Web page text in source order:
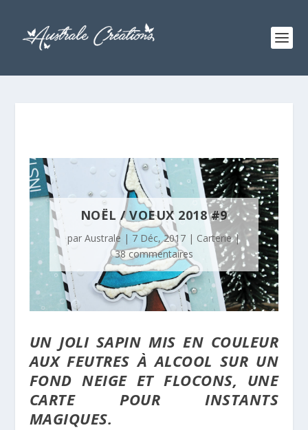
NOËL / VOEUX 2018 #9
parAustrale | 7 Déc, 2017 | Carterie|
38 commentaires
UN JOLI SAPIN MIS EN COULEUR
AUX FEUTRES À ALCOOL SUR UN
FOND NEIGE ET FLOCONS, UNE
CARTE POUR INSTANTS
MAGIQUES.